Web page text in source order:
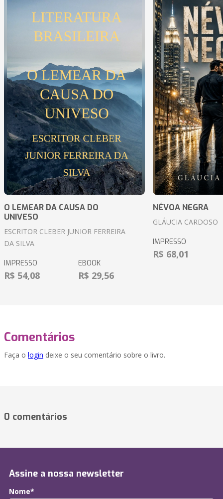
O LEMEAR DA CAUSA DO
UNIVESO
ESCRITOR CLEBER JUNIOR FERREIRA
DA SILVA
IMPRESSO
R$ 54,08
EBOOK
R$ 29,56
NÉVOA NEGRA
GLÁUCIA CARDOSO
IMPRESSO
R$ 68,01
Comentários
Faça o login deixe o seu comentário sobre o livro.
0 comentários
Assine a nossa newsletter
Nome*